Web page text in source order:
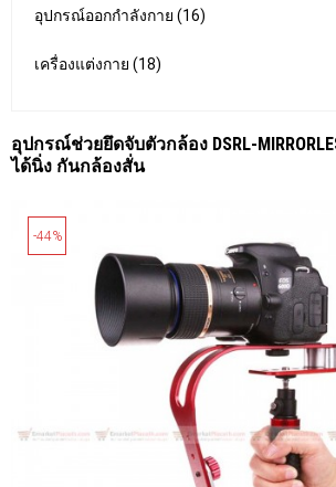
อุปกรณ์ออกกำลังกาย (16)
เครื่องแต่งกาย (18)
อุปกรณ์ช่วยยึดจับตัวกล้อง DSRL-
ได้นิ่ง กันกล้องสั่น
-44%